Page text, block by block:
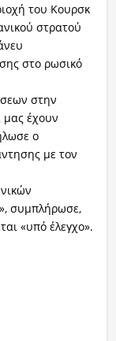
του Κουρσκ
στρατού
στο ρωσικό
στην
μας έχουν
ο
με τον
συμπλήρωσε,
«υπό έλεγχο».